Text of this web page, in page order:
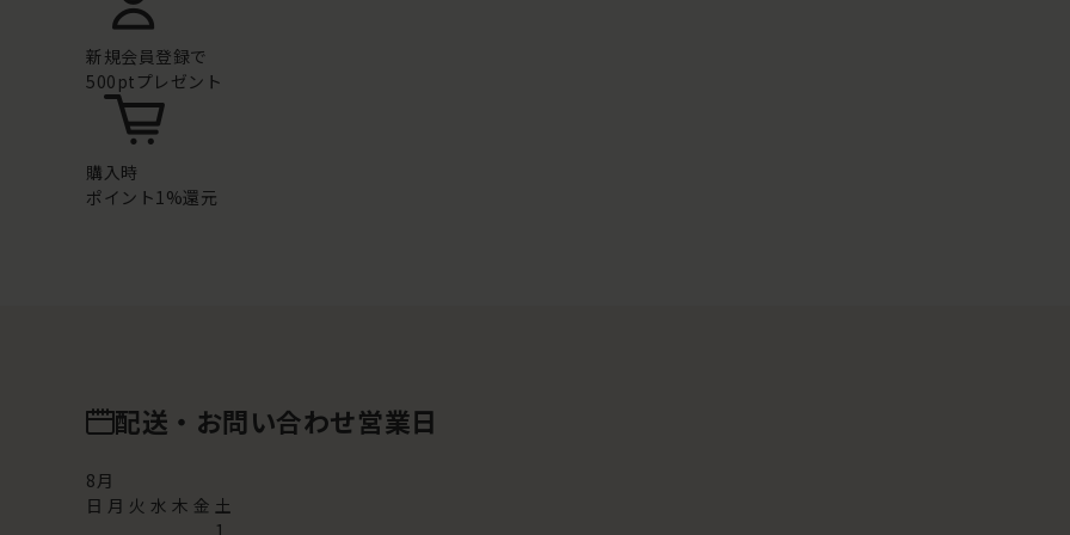
新規会員登録で
500ptプレゼント
購入時
ポイント1%還元
配送・お問い合わせ営業日
8月
日 月 火 水 木 金 土